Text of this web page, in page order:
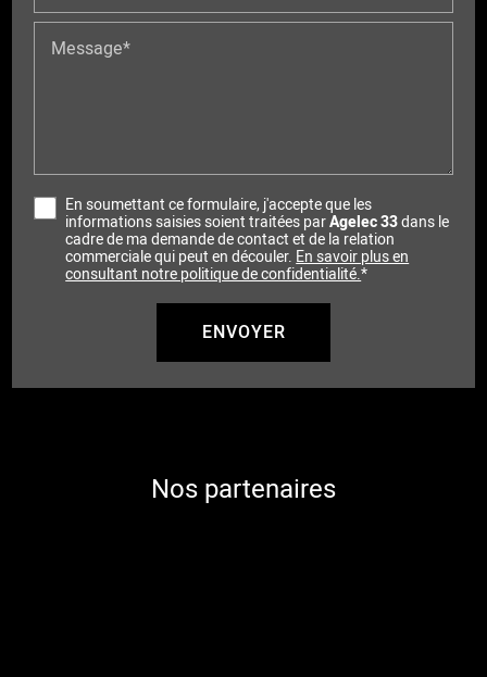
Message*
En soumettant ce formulaire, j'accepte que les
informations saisies soient traitées parAgelec 33dans le
cadre de ma demande de contact et de la relation
commerciale qui peut en découler. En savoir plus en
consultant notre politique de confidentialité.*
Nos partenaires